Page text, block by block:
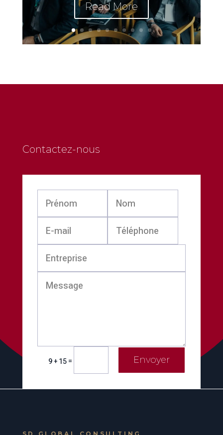
Read More
Contactez-nous
9 + 15 = Envoyer